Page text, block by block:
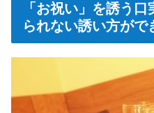
「お祝い」を誘う
られない誘い方がで